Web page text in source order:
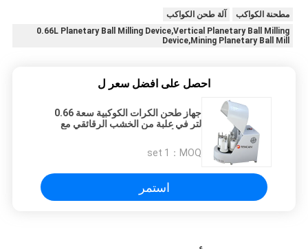
مطحنة الكواكب
آلة طحن الكواكب
0.66L Planetary Ball Milling Device,Vertical Planetary Ball Milling
Device,Mining Planetary Ball Mill
احصل على افضل سعر ل
جهاز طحن الكرات الكوكبية سعة 0.66
لتر في علبة من الخشب الرقائقي مع
MOQ：
1 set
استمر